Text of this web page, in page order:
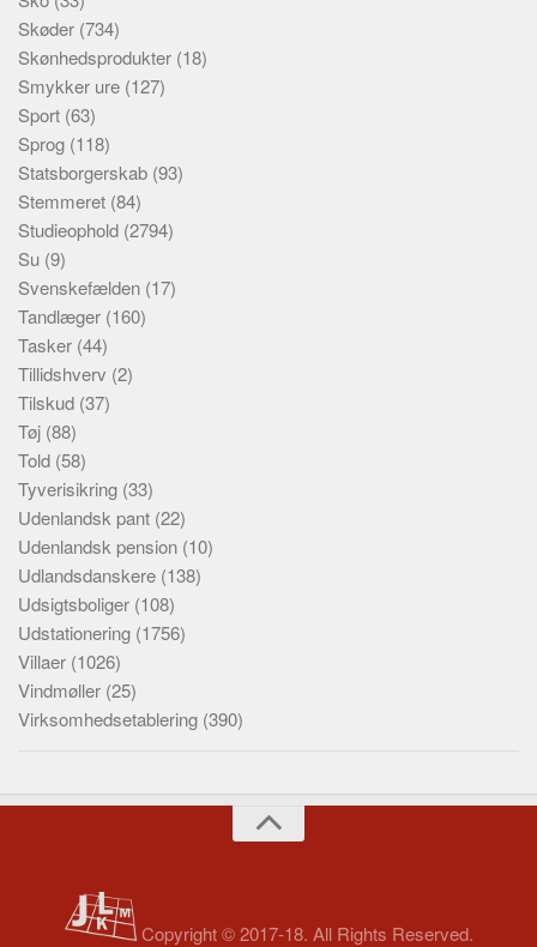
Skøder (734)
Skønhedsprodukter (18)
Smykker ure (127)
Sport (63)
Sprog (118)
Statsborgerskab (93)
Stemmeret (84)
Studieophold (2794)
Su (9)
Svenskefælden (17)
Tandlæger (160)
Tasker (44)
Tillidshverv (2)
Tilskud (37)
Tøj (88)
Told (58)
Tyverisikring (33)
Udenlandsk pant (22)
Udenlandsk pension (10)
Udlandsdanskere (138)
Udsigtsboliger (108)
Udstationering (1756)
Villaer (1026)
Vindmøller (25)
Virksomhedsetablering (390)
Copyright © 2017-18. All Rights Reserved.